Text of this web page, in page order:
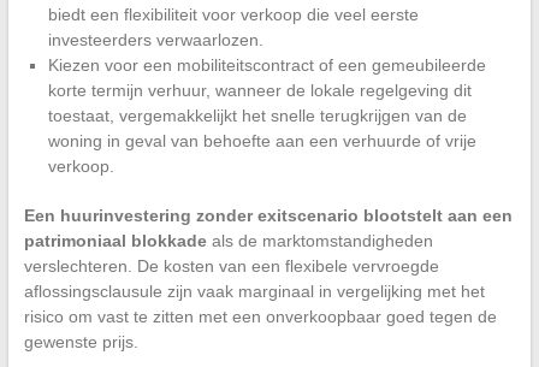
biedt een flexibiliteit voor verkoop die veel eerste
investeerders verwaarlozen.
Kiezen voor een mobiliteitscontract of een gemeubileerde
korte termijn verhuur, wanneer de lokale regelgeving dit
toestaat, vergemakkelijkt het snelle terugkrijgen van de
woning in geval van behoefte aan een verhuurde of vrije
verkoop.
Een huurinvestering zonder exitscenario blootstelt aan een
patrimoniaal blokkadeals de marktomstandigheden
verslechteren. De kosten van een flexibele vervroegde
aflossingsclausule zijn vaak marginaal in vergelijking met het
risico om vast te zitten met een onverkoopbaar goed tegen de
gewenste prijs.